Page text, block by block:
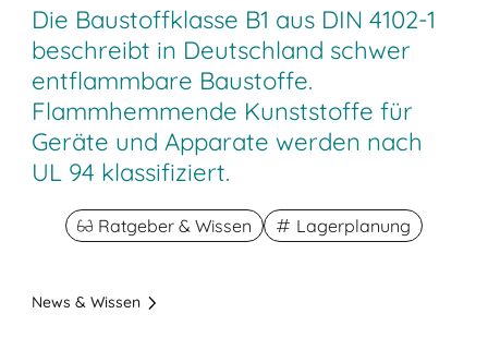
Die Baustoffklasse B1 aus DIN 4102-1
beschreibt in Deutschland schwer
entflammbare Baustoffe.
Flammhemmende Kunststoffe für
Geräte und Apparate werden nach
UL 94 klassifiziert.
Ratgeber & Wissen Lagerplanung
News & Wissen